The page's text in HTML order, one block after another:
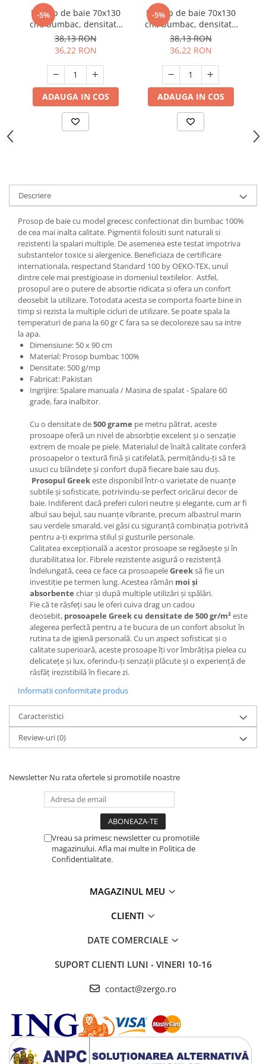
Suporturi si servetele
Taietoare manuale
Termosuri si cani termos
Tigai si seturi
Tirbusoane si dopuri
Tocatoare de bucatarie
Vesela unica folosinta
Suporturi si accesorii de baie
Uscatoare de rufe
-5%
Prosop de baie 70x130
cm, bumbac, densitate
500 g/mp, Rosu
38,13 RON
36,22 RON
ADAUGA IN COS
-5%
Prosop de baie 70x130
cm, bumbac, densitate
500 g/mp, Maro
38,13 RON
36,22 RON
ADAUGA IN COS
Descriere
Prosop de baie cu model grecesc confectionat din bumbac 100%
de cea mai inalta calitate. Pigmentii folositi sunt naturali si
rezistenti la spalari multiple. De asemenea este testat impotriva
substantelor toxice si alergenice. Beneficiaza de certificare
internationala, respectand Standard 100 by OEKO-TEX, unul
dintre cele mai prestigioase in domeniul textilelor. Astfel,
prosopul are o putere de absortie ridicata si ofera un confort
deosebit la utilizare. Totodata acesta se comporta foarte bine in
timp si rezista la multiple cicluri de utilizare. Se poate spala la
temperaturi de pana la 60 gr C fara sa se decoloreze sau sa intre
la apa.
Dimensiune: 50 x 90 cm
Material: Prosop bumbac 100%
Densitate: 500 g/mp
Fabricat: Pakistan
Ingrijire: Spalare manuala / Masina de spalat - Spalare 60
grade, fara inalbitor.
Cu o densitate de500 grame pe metru pătrat, aceste
prosoape oferă un nivel de absorbție excelent și o senzație
extrem de moale pe piele. Materialul de înaltă calitate conferă
prosoapelor o textură fină și catifelată, permițându-ți să te
usuci cu blândețe și confort după fiecare baie sau duș.
Prosopul Greekeste disponibil într-o varietate de nuanțe
subtile și sofisticate, potrivindu-se perfect oricărui decor de
baie. Indiferent dacă preferi culori neutre și elegante, cum ar fi
albul sau bejul, sau nuanțe vibrante, precum albastrul marin
sau verdele smarald, vei găsi cu siguranță combinația potrivită
pentru a-ți exprima stilul și gusturile personale.
Calitatea excepțională a acestor prosoape se regăsește și în
durabilitatea lor. Fibrele rezistente asigură o rezistență
îndelungată, ceea ce face ca prosoapeleGreeksă fie un
investiție pe termen lung. Acestea rămân moi și
absorbente chiar și după multiple utilizări și spălări.
Fie că te răsfeți sau le oferi cuiva drag un cadou
deosebit, prosoapele Greek cu densitate de 500 gr/m²este
alegerea perfectă pentru a te bucura de un confort absolut în
rutina ta de igienă personală. Cu un aspect sofisticat și o
calitate superioară, aceste prosoape îți vor îmbrățișa pielea cu
delicatețe și lux, oferindu-ți senzații plăcute și o experiență de
răsfăț irezistibilă în fiecare zi.
Informatii conformitate produs
Caracteristici
Review-uri(0)
Newsletter Nu rata ofertele si promotiile noastre
Vreau sa primesc newsletter cu promotiile
magazinului. Afla mai multe in Politica de
Confidentialitate.
MAGAZINUL MEU
CLIENTI
DATE COMERCIALE
SUPORT CLIENTI LUNI - VINERI 10-16
contact@zergo.ro